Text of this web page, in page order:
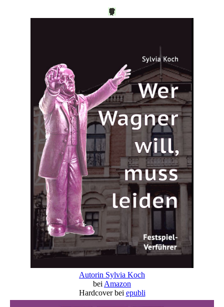
Autorin Sylvia Koch
bei Amazon
Hardcover bei epubli